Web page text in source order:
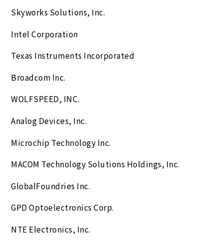
Skyworks Solutions, Inc.
Intel Corporation
Texas Instruments Incorporated
Broadcom Inc.
WOLFSPEED, INC.
Analog Devices, Inc.
Microchip Technology Inc.
MACOM Technology Solutions Holdings, Inc.
GlobalFoundries Inc.
GPD Optoelectronics Corp.
NTE Electronics, Inc.